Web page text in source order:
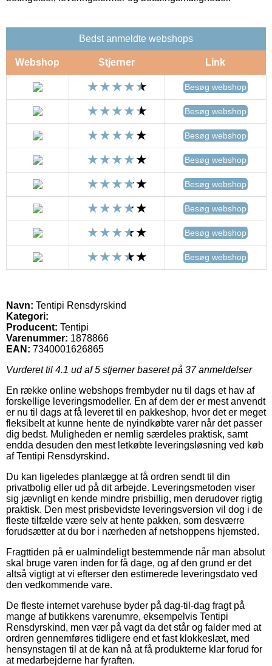
Bedst anmeldte webshops
Webshop Stjerner Link
Besøg webshop
Besøg webshop
Besøg webshop
Besøg webshop
Besøg webshop
Besøg webshop
Besøg webshop
Besøg webshop
Navn: Tentipi Rensdyrskind
Kategori:
Producent: Tentipi
Varenummer: 1878866
EAN: 7340001626865
Vurderet til 4.1 ud af 5 stjerner baseret på 37anmeldelser
En række online webshops frembyder nu til dags et hav af
forskellige leveringsmodeller. En af dem der er mest anvendt
er nu til dags at få leveret til en pakkeshop, hvor det er meget
fleksibelt at kunne hente de nyindkøbte varer når det passer
dig bedst. Muligheden er nemlig særdeles praktisk, samt
endda desuden den mest letkøbte leveringsløsning ved køb
af Tentipi Rensdyrskind.
Du kan ligeledes planlægge at få ordren sendt til din
privatbolig eller ud på dit arbejde. Leveringsmetoden viser
sig jævnligt en kende mindre prisbillig, men derudover rigtig
praktisk. Den mest prisbevidste leveringsversion vil dog i de
fleste tilfælde være selv at hente pakken, som desværre
forudsætter at du bor i nærheden af netshoppens hjemsted.
Fragttiden på er ualmindeligt bestemmende når man absolut
skal bruge varen inden for få dage, og af den grund er det
altså vigtigt at vi efterser den estimerede leveringsdato ved
den vedkommende vare.
De fleste internet varehuse byder på dag-til-dag fragt på
mange af butikkens varenumre, eksempelvis Tentipi
Rensdyrskind, men vær på vagt da det står og falder med at
ordren gennemføres tidligere end et fast klokkeslæt, med
hensynstagen til at de kan nå at få produkterne klar forud for
at medarbejderne har fyraften.